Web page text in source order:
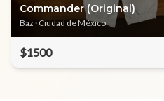
Commander (Original)
Baz · Ciudad de México
$1500